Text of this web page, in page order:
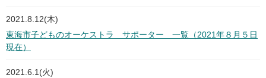
2021.8.12(木)
東海市子どものオーケストラ サポーター 一覧（2021年８月５日
現在）
2021.6.1(火)